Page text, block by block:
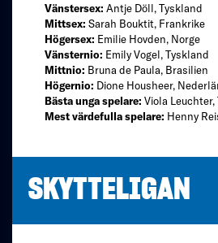
Vänstersex: Antje Döll, Tyskland
Mittsex: Sarah Bouktit, Frankrike
Högersex: Emilie Hovden, Norge
Vänsternio: Emily Vogel, Tyskland
Mittnio: Bruna de Paula, Brasilien
Högernio: Dione Housheer,
Bästa unga spelare: Viola Leuchter,
Mest värdefulla spelare: Henny
SKYTTELIGAN